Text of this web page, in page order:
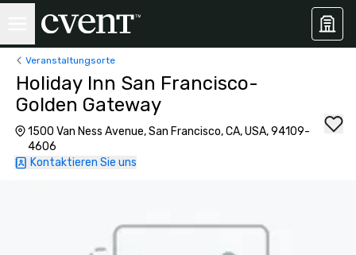
Veranstaltungsorte
Holiday Inn San Francisco-
Golden Gateway
1500 Van Ness Avenue, San Francisco, CA, USA, 94109-
4606
Kontaktieren Sie uns